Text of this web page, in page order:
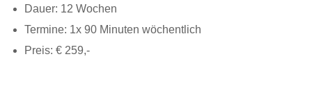
Dauer: 12 Wochen
Termine: 1x 90 Minuten wöchentlich
Preis: € 259,-